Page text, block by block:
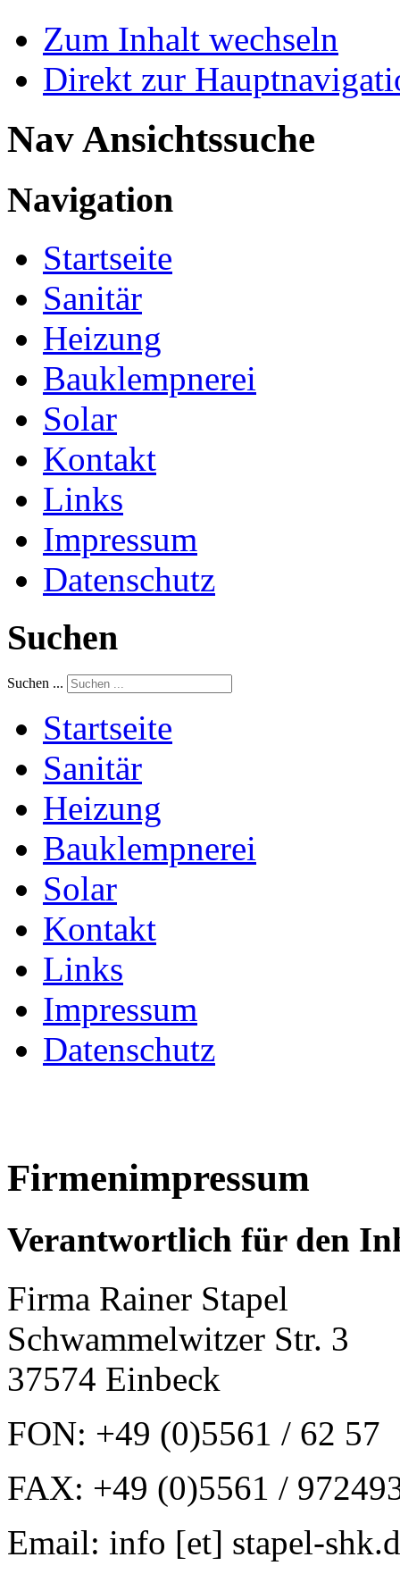
Zum Inhalt wechseln
Direkt zur
Nav Ansichtssuche
Navigation
Startseite
Sanitär
Heizung
Bauklempnerei
Solar
Kontakt
Links
Impressum
Datenschutz
Suchen
Suchen ...
Startseite
Sanitär
Heizung
Bauklempnerei
Solar
Kontakt
Links
Impressum
Datenschutz
Firmenimpressum
Verantwortlich für den
Firma Rainer Stapel
Schwammelwitzer Str. 3
37574 Einbeck
FON: +49 (0)5561 / 62 57
FAX: +49 (0)5561 /
Email: info [et] stapel-